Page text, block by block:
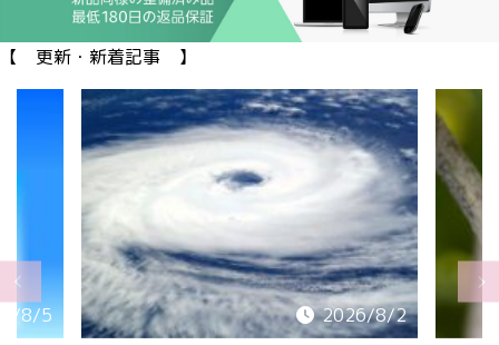
【 更新・新着記事 】
8/5 2026/8/2